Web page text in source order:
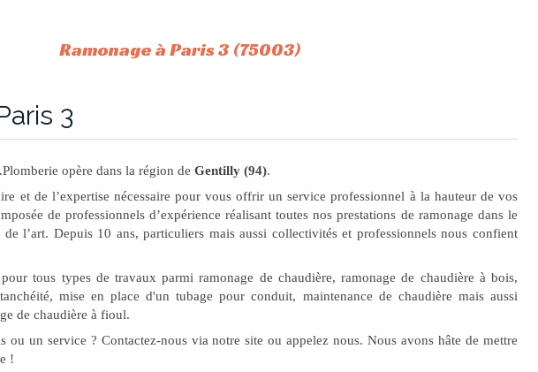
Ramonage à Paris 3 (75003)
3
opère dans la région de Gentilly (94).
et de l’expertise nécessaire pour vous offrir un service professionnel à la hauteur de vos
de professionnels d’expérience réalisant toutes nos prestations de ramonage dans le
de l’art. Depuis 10 ans, particuliers mais aussi collectivités et professionnels nous confient
tous types de travaux parmi ramonage de chaudière, ramonage de chaudière à bois,
mise en place d'un tubage pour conduit, maintenance de chaudière mais aussi
de chaudière à fioul.
ou un service ? Contactez-nous via notre site ou appelez nous. Nous avons hâte de mettre
!